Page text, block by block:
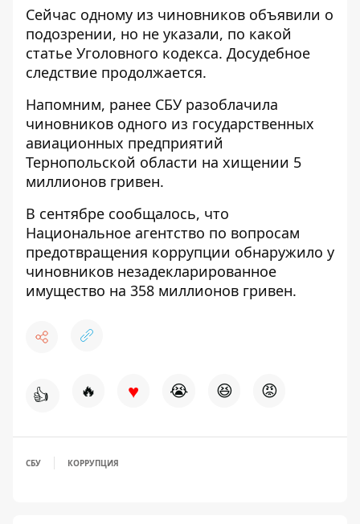
Сейчас одному из чиновников объявили о
подозрении, но не указали, по какой
статье Уголовного кодекса. Досудебное
следствие продолжается.
Напомним, ранее СБУ разоблачила
чиновников одного из государственных
авиационных предприятий
Тернопольской области на хищении 5
миллионов гривен.
В сентябре сообщалось, что
Национальное агентство по вопросам
предотвращения коррупции обнаружило у
чиновников незадекларированное
имущество на 358 миллионов гривен.
👍 🔥 ♥ 😭 😆 😡
СБУ КОРРУПЦИЯ